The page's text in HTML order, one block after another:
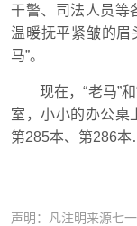
干警、司法人员等
温暖抚平紧皱的眉
马”。
现在，“老马”
室，小小的办公桌
第285本、第286
声明：凡注明来源七